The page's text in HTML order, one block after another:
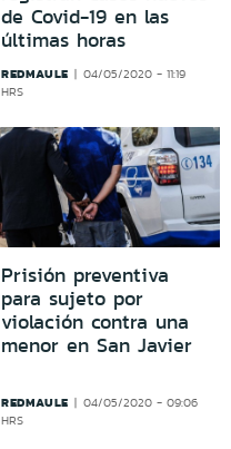
de Covid-19 en las
últimas horas
REDMAULE
04/05/2020 - 11:19
HRS
Prisión preventiva
para sujeto por
violación contra una
menor en San Javier
REDMAULE
04/05/2020 - 09:06
HRS